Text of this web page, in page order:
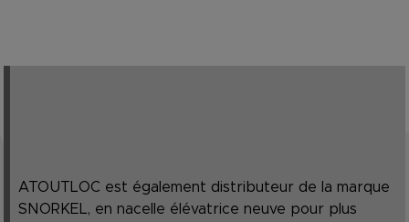
ATOUTLOC est également distributeur de la marque
SNORKEL, en nacelle élévatrice neuve pour plus